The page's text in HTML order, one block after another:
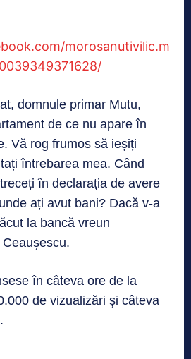
morosanutivilic.m
domnule primar Mutu,
de ce nu apare în
Vă rog frumos să ieșiți
întrebarea mea. Când
în declarația de avere
ați avut bani? Dacă v-a
la bancă vreun
în câteva ore de la
de vizualizări și câteva